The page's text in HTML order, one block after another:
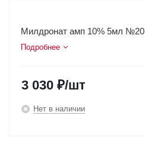
Милдронат амп 10% 5мл №20
Подробнее
3 030 ₽/шт
Нет в наличии